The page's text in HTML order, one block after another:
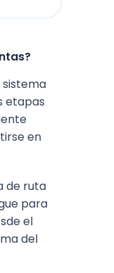
etapas
en
de ruta
para
el
del